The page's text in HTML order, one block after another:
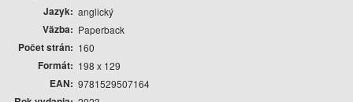
Jazyk anglický
Väzba Paperback
Počet strán 160
Formát 198 x 129
EAN 9781529507164